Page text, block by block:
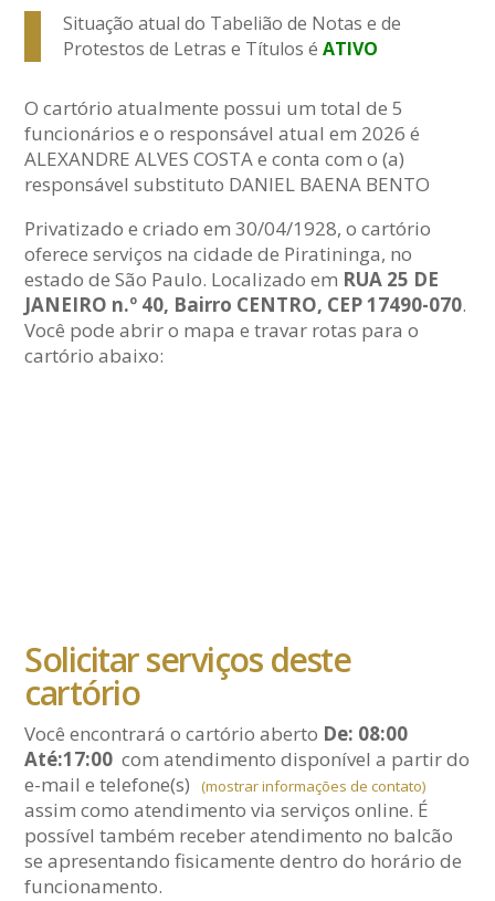
Situação atual do Tabelião de Notas e de
Protestos de Letras e Títulos éATIVO
O cartório atualmente possui um total de 5
funcionários e o responsável atual em 2026 é
ALEXANDRE ALVES COSTA e conta com o (a)
responsável substituto DANIEL BAENA BENTO
Privatizado e criado em 30/04/1928, o cartório
oferece serviços na cidade de Piratininga, no
estado de São Paulo. Localizado em RUA 25 DE
JANEIRO n.º 40, Bairro CENTRO, CEP 17490-070.
Você pode abrir o mapa e travar rotas para o
cartório abaixo:
Solicitar serviços deste
cartório
Você encontrará o cartório aberto De: 08:00
Até:17:00 com atendimento disponível a partir do
e-maile telefone(s) (mostrar informações de contato)
assim como atendimento via serviços online. É
possível também receber atendimento no balcão
se apresentando fisicamente dentro do horário de
funcionamento.